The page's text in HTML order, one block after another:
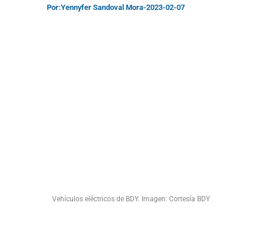
Por:Yennyfer Sandoval Mora-2023-02-07
Vehículos eléctricos de BDY. Imagen: Cortesía BDY